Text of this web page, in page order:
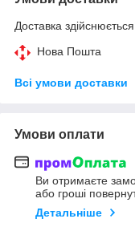
Доставка
Нова Пошта
Всі умови доставки
Умови оплати
Ви отримаєте
або гроші
Детальніше